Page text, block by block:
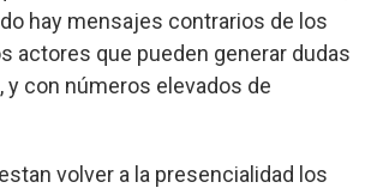
hay mensajes contrarios de los
actores que pueden generar dudas
y con números elevados de
volver a la presencialidad los